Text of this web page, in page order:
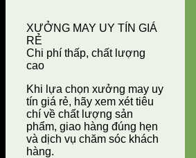
XƯỞNG MAY UY TÍN GIÁ
RẺ
Chi phí thấp, chất lượng
cao
Khi lựa chọn xưởng may uy
tín giá rẻ, hãy xem xét tiêu
chí về chất lượng sản
phẩm, giao hàng đúng hẹn
và dịch vụ chăm sóc khách
hàng.